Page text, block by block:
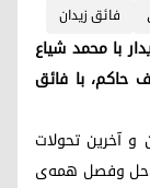
فائق زیدان
پس از دیدار با محمد شیاع
حاکم، با فائق
و آخرین تحولات
حل و‌فصل همه‌ی